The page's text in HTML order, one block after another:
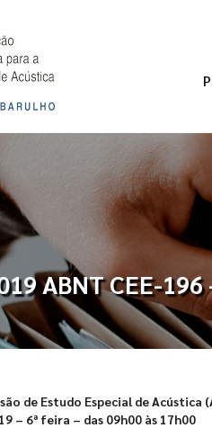
ABNT CEE-
de Estudo Especial de Acústica
– 6ª feira – das 09h00 às 17h00